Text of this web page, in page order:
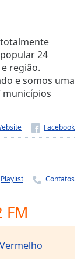
24
região.
e somos uma
municípios
Playlist Contatos
FM